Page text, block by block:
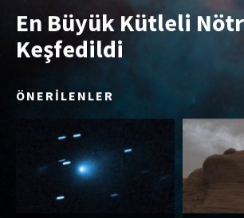
En Büyük Kütleli
Keşfedildi
ÖNERİLENLER